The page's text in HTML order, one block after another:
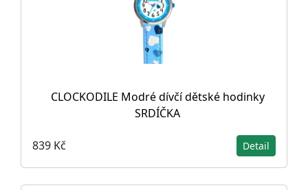
CLOCKODILE Modré dívčí dětské hodinky
SRDÍČKA
839 Kč Detail